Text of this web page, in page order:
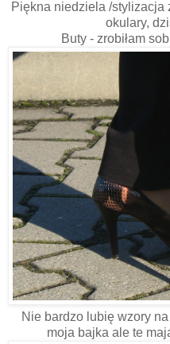
Piękna niedziela /stylizacja
okulary,
Buty - zrobiłam
Nie bardzo lubię wzory
moja bajka ale te